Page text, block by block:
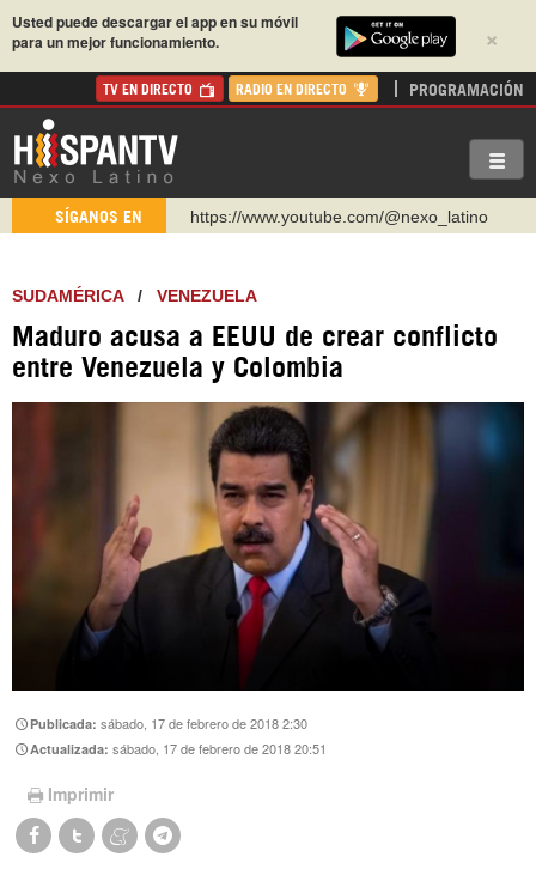
×
Usted puede descargar el app en su móvil
para un mejor funcionamiento.
TV EN DIRECTO RADIO EN DIRECTO PROGRAMACIÓN
SÍGANOS EN
https://www.youtube.com/@nexo_latino
https://t.me/hispantvcanal
https://urmedium.com/c/hispantv
WhatsApp y Viber: +98 921 79 29 404
https://www.facebook.com/Nexolatino.Canal
SUDAMÉRICA/ VENEZUELA
Maduro acusa a EEUU de crear conflicto
entre Venezuela y Colombia
Publicada:sábado, 17 de febrero de 2018 2:30
Actualizada:sábado, 17 de febrero de 2018 20:51
Imprimir